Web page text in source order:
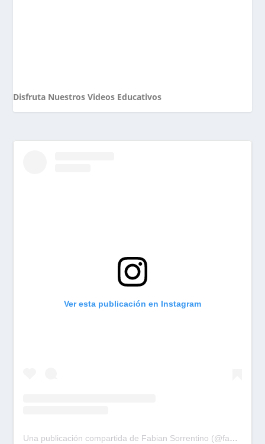
Disfruta Nuestros Videos Educativos
Ver esta publicación en Instagram
Una publicación compartida de Fabian Sorrentino (@fabiansonria)